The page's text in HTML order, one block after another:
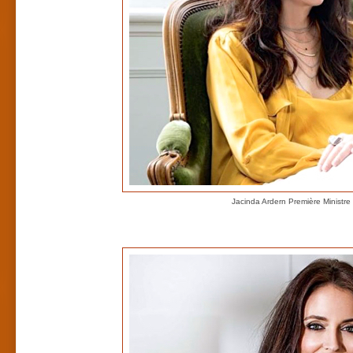
Jacinda Ardern Première